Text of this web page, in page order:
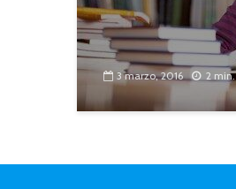
3 marzo, 2016 2 min.